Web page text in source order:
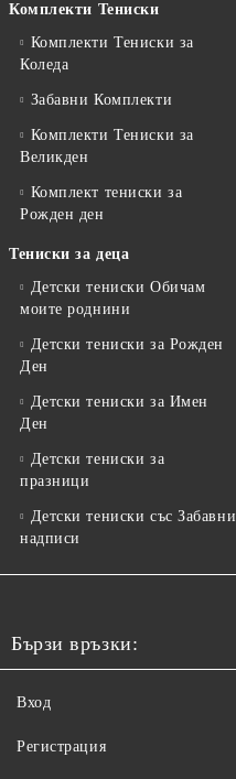
Комплекти Тениски
Комплекти Тениски за
Коледа
Забавни Комплекти
Комплекти Тениски за
Великден
Комплект тениски за
Рожден ден
Тениски за деца
Детски тениски Обичам
моите роднини
Детски тениски за Рожден
Ден
Детски тениски за Имен
Ден
Детски тениски за
празници
Детски тениски със Забавни
надписи
Бързи връзки:
Вход
Регистрация